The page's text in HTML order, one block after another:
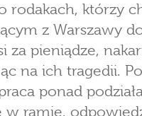
rodakach, którzy
z Warszawy
za pieniądze,
na ich tragedii.
ponad
w ramię,